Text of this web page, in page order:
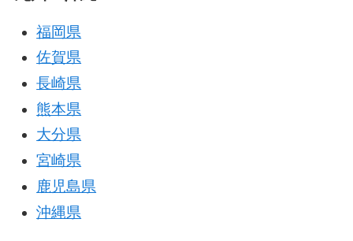
福岡県
佐賀県
長崎県
熊本県
大分県
宮崎県
鹿児島県
沖縄県